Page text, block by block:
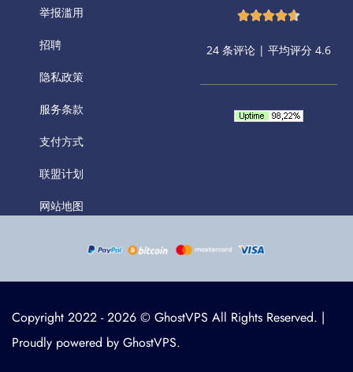
举报滥用
招聘
隐私政策
服务条款
支付方式
联盟计划
网站地图
24 条评论 | 平均评分 4.6
Copyright 2022 - 2026 © GhostVPS All Rights Reserved. |
Proudly powered by GhostVPS.